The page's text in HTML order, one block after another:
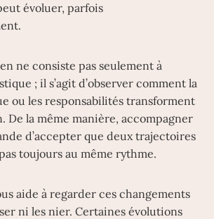
évoluer, parfois
ne consiste pas seulement à
; il s’agit d’observer comment la
ou les responsabilités transforment
De la même manière, accompagner
d’accepter que deux trajectoires
toujours au même rythme.
aide à regarder ces changements
ni les nier. Certaines évolutions